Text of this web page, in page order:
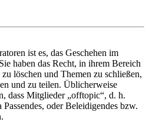
ist es, das Geschehen im
haben das Recht, in ihrem Bereich
löschen und Themen zu schließen,
und zu teilen. Üblicherweise
dass Mitglieder „offtopic“, d. h.
oder Beleidigendes bzw.